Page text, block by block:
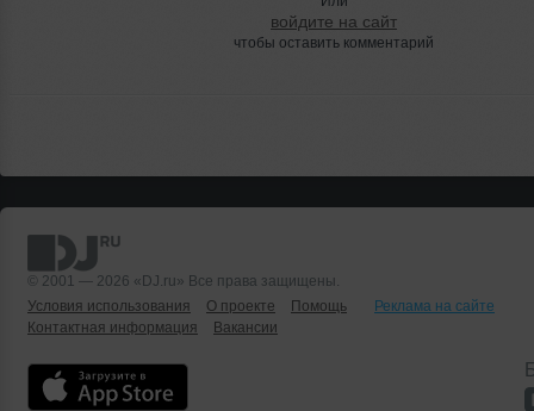
войдите на сайт
чтобы оставить комментарий
© 2001 — 2026 «DJ.ru» Все права защищены.
Условия использования
О проекте Помощь
Реклама на сайте
Контактная информация
Вакансии